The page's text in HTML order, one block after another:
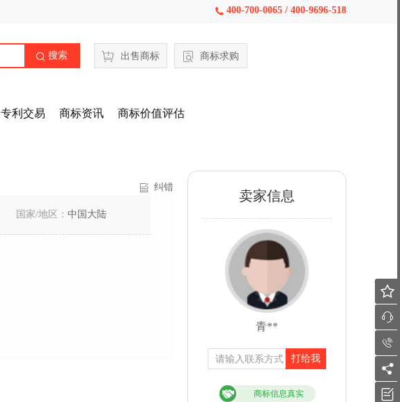
 400-700-0065 / 400-9696-518
 搜索 出售商标 商标求购
专利交易 商标资讯 商标价值评估
纠错
国家/地区： 中国大陆
卖家信息
青**
打给我
商标信息真实




